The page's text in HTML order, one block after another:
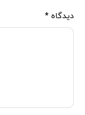
دیدگاه*